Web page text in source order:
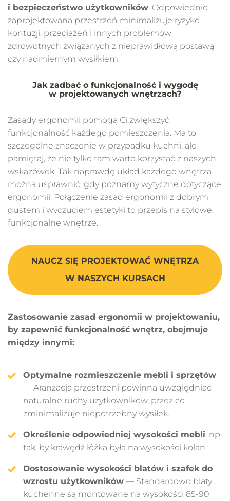
i bezpieczeństwo użytkowników. Odpowiednio
zaprojektowana przestrzeń minimalizuje ryzyko
kontuzji, przeciążeń i innych problemów
zdrowotnych związanych z nieprawidłową postawą
czy nadmiernym wysiłkiem.
Jak zadbać o funkcjonalność i wygodę
w projektowanych wnętrzach?
Zasady ergonomii pomogą Ci zwiększyć
funkcjonalność każdego pomieszczenia. Ma to
szczególne znaczenie w przypadku kuchni, ale
pamiętaj, że nie tylko tam warto korzystać z naszych
wskazówek. Tak naprawdę układ każdego wnętrza
można usprawnić, gdy poznamy wytyczne dotyczące
ergonomii. Połączenie zasad ergonomii z dobrym
gustem i wyczuciem estetyki to przepis na stylowe,
funkcjonalne wnętrze.
NAUCZ SIĘ PROJEKTOWAĆ WNĘTRZA
W NASZYCH KURSACH
Zastosowanie zasad ergonomii w projektowaniu,
by zapewnić funkcjonalność wnętrz, obejmuje
między innymi:
Optymalne rozmieszczenie mebli i sprzętów
— Aranżacja przestrzeni powinna uwzględniać
naturalne ruchy użytkowników, przez co
zminimalizuje niepotrzebny wysiłek.
Określenie odpowiedniej wysokości mebli, np.
tak, by krawędź łóżka była na wysokości kolan.
Dostosowanie wysokości blatów i szafek do
wzrostu użytkowników — Standardowo blaty
kuchenne są montowane na wysokości 85-90